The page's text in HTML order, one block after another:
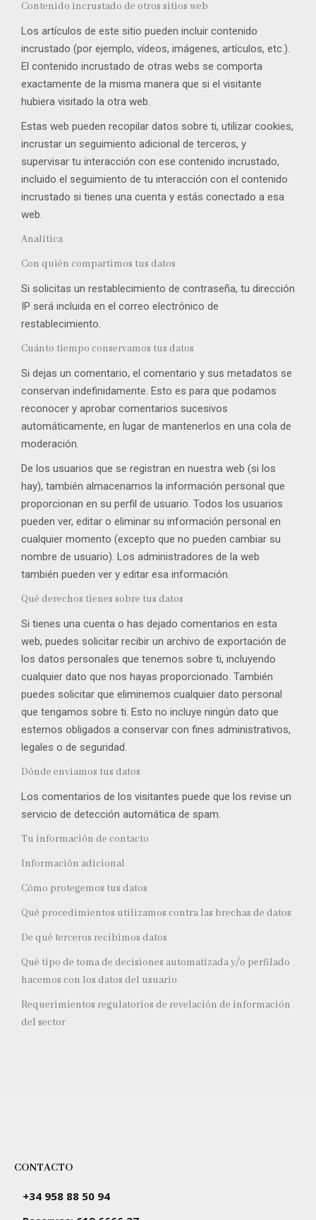
Contenido incrustado de otros sitios web
Los artículos de este sitio pueden incluir contenido
incrustado (por ejemplo, vídeos, imágenes, artículos, etc.).
El contenido incrustado de otras webs se comporta
exactamente de la misma manera que si el visitante
hubiera visitado la otra web.
Estas web pueden recopilar datos sobre ti, utilizar cookies,
incrustar un seguimiento adicional de terceros, y
supervisar tu interacción con ese contenido incrustado,
incluido el seguimiento de tu interacción con el contenido
incrustado si tienes una cuenta y estás conectado a esa
web.
Analítica
Con quién compartimos tus datos
Si solicitas un restablecimiento de contraseña, tu dirección
IP será incluida en el correo electrónico de
restablecimiento.
Cuánto tiempo conservamos tus datos
Si dejas un comentario, el comentario y sus metadatos se
conservan indefinidamente. Esto es para que podamos
reconocer y aprobar comentarios sucesivos
automáticamente, en lugar de mantenerlos en una cola de
moderación.
De los usuarios que se registran en nuestra web (si los
hay), también almacenamos la información personal que
proporcionan en su perfil de usuario. Todos los usuarios
pueden ver, editar o eliminar su información personal en
cualquier momento (excepto que no pueden cambiar su
nombre de usuario). Los administradores de la web
también pueden ver y editar esa información.
Qué derechos tienes sobre tus datos
Si tienes una cuenta o has dejado comentarios en esta
web, puedes solicitar recibir un archivo de exportación de
los datos personales que tenemos sobre ti, incluyendo
cualquier dato que nos hayas proporcionado. También
puedes solicitar que eliminemos cualquier dato personal
que tengamos sobre ti. Esto no incluye ningún dato que
estemos obligados a conservar con fines administrativos,
legales o de seguridad.
Dónde enviamos tus datos
Los comentarios de los visitantes puede que los revise un
servicio de detección automática de spam.
Tu información de contacto
Información adicional
Cómo protegemos tus datos
Qué procedimientos utilizamos contra las brechas de datos
De qué terceros recibimos datos
Qué tipo de toma de decisiones automatizada y/o perfilado
hacemos con los datos del usuario
Requerimientos regulatorios de revelación de información
del sector
CONTACTO
+34 958 88 50 94